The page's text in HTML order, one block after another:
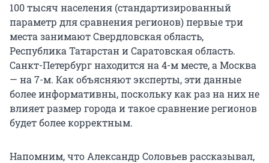
100 тысяч населения (стандартизированный
параметр для сравнения регионов) первые три
места занимают Свердловская область,
Республика Татарстан и Саратовская область.
Санкт-Петербург находится на 4-м месте, а Москва
— на 7-м. Как объясняют эксперты, эти данные
более информативны, поскольку как раз на них не
влияет размер города и такое сравнение регионов
будет более корректным.
Напомним, что Александр Соловьев рассказывал,